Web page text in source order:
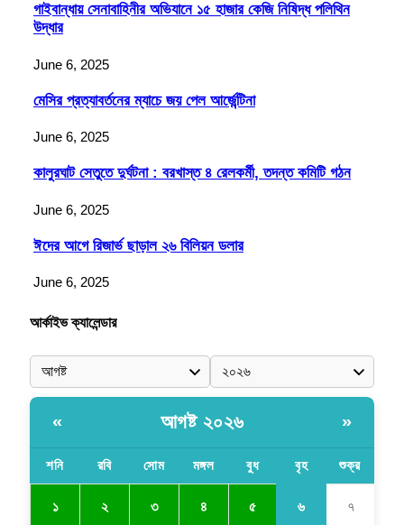
গাইবান্ধায় সেনাবাহিনীর অভিযানে ১৫ হাজার কেজি নিষিদ্ধ পলিথিন
উদ্ধার
June 6, 2025
মেসির প্রত্যাবর্তনের ম্যাচে জয় পেল আর্জেন্টিনা
June 6, 2025
কালুরঘাট সেতুতে দুর্ঘটনা : বরখাস্ত ৪ রেলকর্মী, তদন্ত কমিটি গঠন
June 6, 2025
ঈদের আগে রিজার্ভ ছাড়াল ২৬ বিলিয়ন ডলার
June 6, 2025
আর্কাইভ ক্যালেন্ডার
« আগষ্ট ২০২৬ »
শনি রবি সোম মঙ্গল বুধ বৃহ শুক্র
১ ২ ৩ ৪ ৫ ৬ ৭